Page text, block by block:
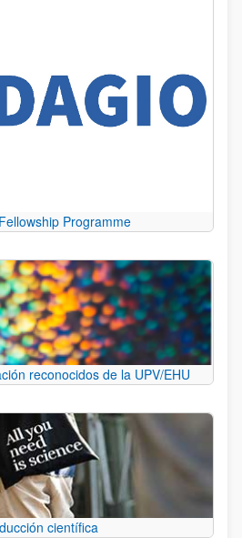
Programme
reconocidos de la UPV/EHU
científica